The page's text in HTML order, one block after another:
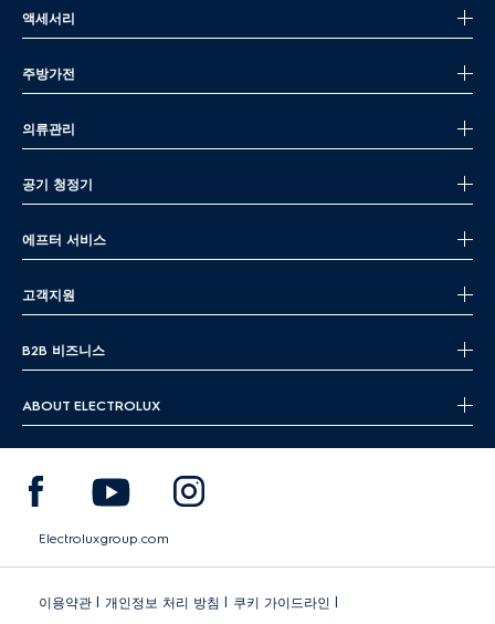
액세서리
주방가전
의류관리
공기 청정기
에프터 서비스
고객지원
B2B 비즈니스
ABOUT ELECTROLUX
Electroluxgroup.com
이용약관 | 개인정보 처리 방침 | 쿠키 가이드라인 |